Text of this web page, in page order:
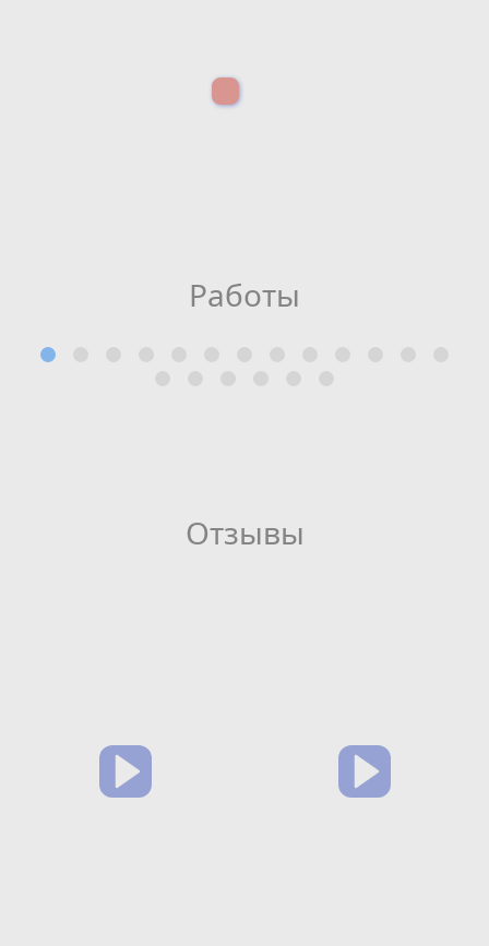
Работы
Отзывы